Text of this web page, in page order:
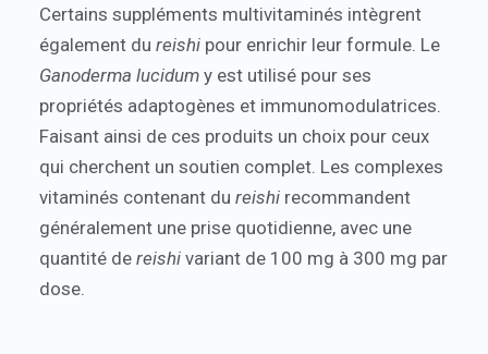
Certains suppléments multivitaminés intègrent
également dureishi pour enrichir leur formule. Le
Ganoderma lucidum y est utilisé pour ses
propriétés adaptogènes et immunomodulatrices.
Faisant ainsi de ces produits un choix pour ceux
qui cherchent un soutien complet. Les complexes
vitaminés contenant dureishi recommandent
généralement une prise quotidienne, avec une
quantité dereishi variant de 100 mg à 300 mg par
dose.